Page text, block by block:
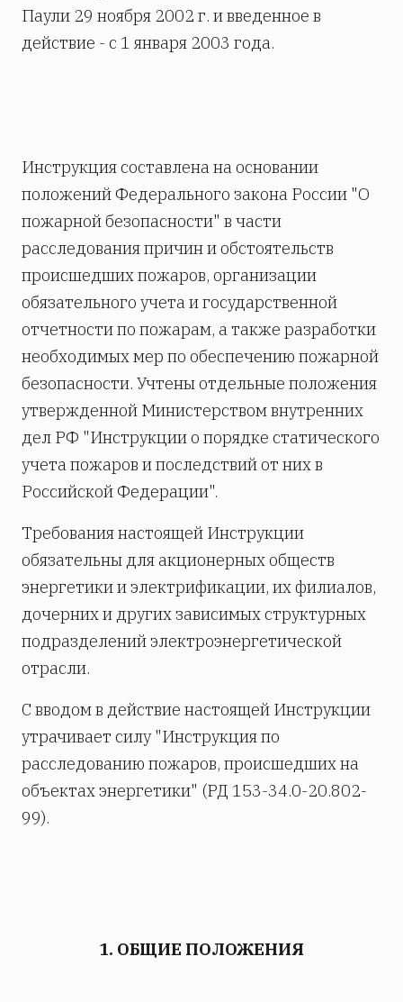
Паули 29 ноября 2002 г. и введенное в
действие - с 1 января 2003 года.
Инструкция составлена на основании
положений Федерального закона России "О
пожарной безопасности" в части
расследования причин и обстоятельств
происшедших пожаров, организации
обязательного учета и государственной
отчетности по пожарам, а также разработки
необходимых мер по обеспечению пожарной
безопасности. Учтены отдельные положения
утвержденной Министерством внутренних
дел РФ "Инструкции о порядке статического
учета пожаров и последствий от них в
Российской Федерации".
Требования настоящей Инструкции
обязательны для акционерных обществ
энергетики и электрификации, их филиалов,
дочерних и других зависимых структурных
подразделений электроэнергетической
отрасли.
С вводом в действие настоящей Инструкции
утрачивает силу "Инструкция по
расследованию пожаров, происшедших на
объектах энергетики" (РД 153-34.0-20.802-
99).
1. ОБЩИЕ ПОЛОЖЕНИЯ